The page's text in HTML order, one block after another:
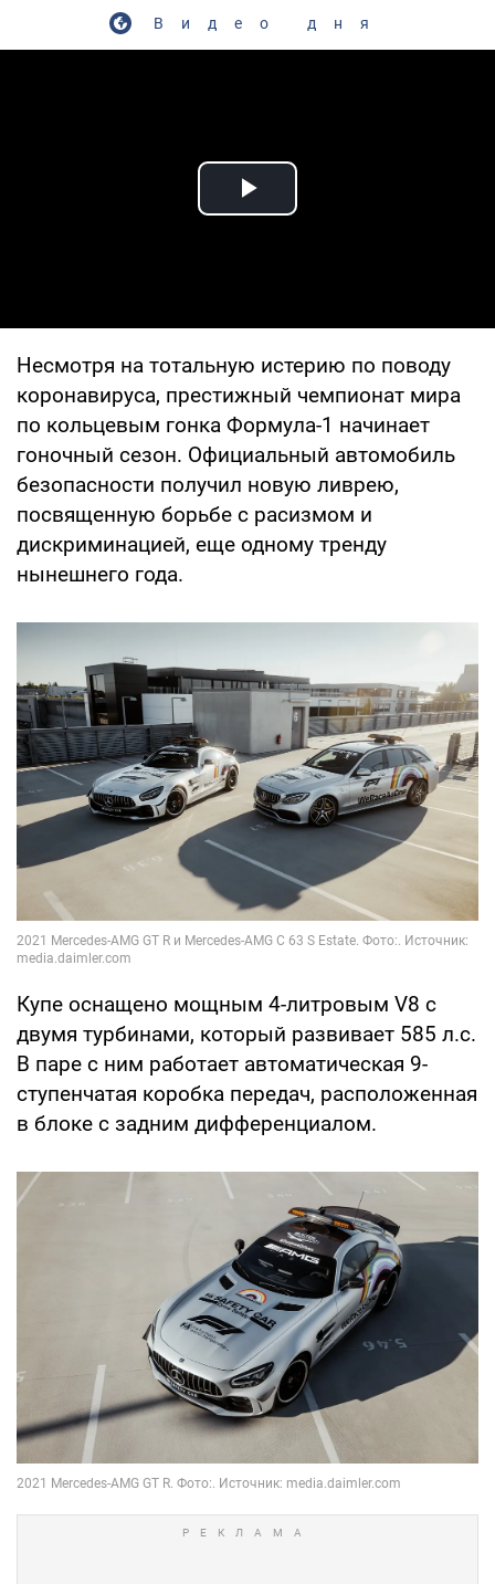
Видео дня
Play Video
Несмотря на тотальную истерию по поводу
коронавируса, престижный чемпионат мира
по кольцевым гонка Формула-1 начинает
гоночный сезон. Официальный автомобиль
безопасности получил новую ливрею,
посвященную борьбе с расизмом и
дискриминацией, еще одному тренду
нынешнего года.
Купе оснащено мощным 4-литровым V8 с
двумя турбинами, который развивает 585 л.с.
В паре с ним работает автоматическая 9-
ступенчатая коробка передач, расположенная
в блоке с задним дифференциалом.